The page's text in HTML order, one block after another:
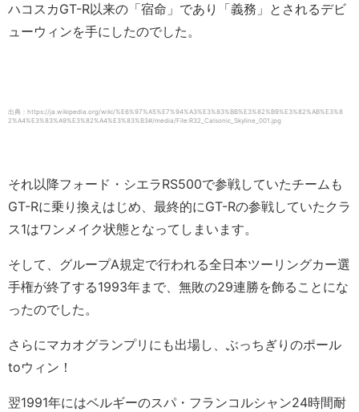
ハコスカGT-R以来の「宿命」であり「義務」とされるデビ
ューウィンを手にしたのでした。
出典：https://ja.wikipedia.org/wiki/%E6%97%A5%E7%94%A3%E3%83%BB%E3%82%B9%E3%82%AB%E3%8
2%A4%E3%83%A9%E3%82%A4%E3%83%B3#/media/File:R32_Calsonic_Skyline_001.jpg
それ以降フォード・シエラRS500で参戦していたチームも
GT-Rに乗り換えはじめ、最終的にGT-Rの参戦していたクラ
ス1はワンメイク状態となってしまいます。
そして、グループA規定で行われる全日本ツーリングカー選
手権が終了する1993年まで、無敗の29連勝を飾ることにな
ったのでした。
さらにマカオグランプリにも出場し、ぶっちぎりのポール
toウィン！
翌1991年にはベルギーのスパ・フランコルシャン24時間耐